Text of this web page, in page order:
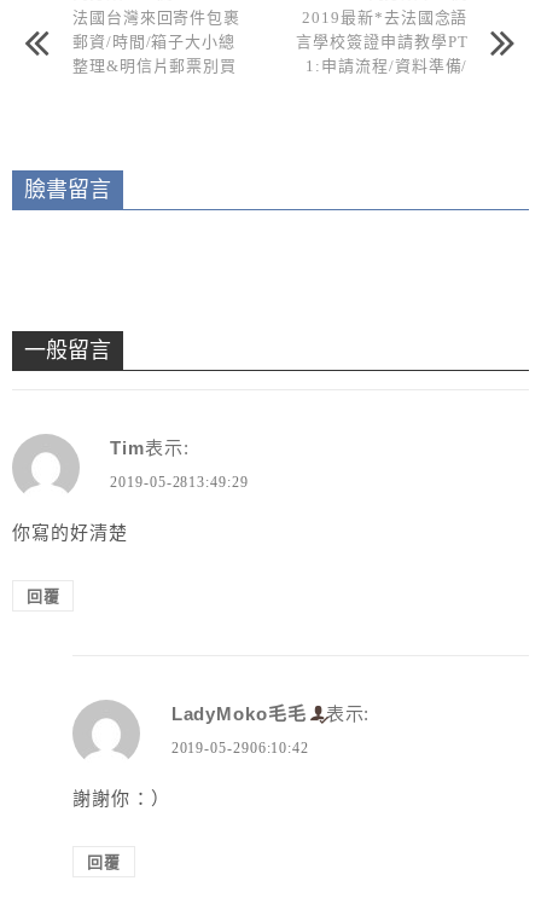
法國台灣來回寄件包裹
郵資/時間/箱子大小總
整理&明信片郵票別買
2019最新*去法國念語
言學校簽證申請教學PT
1:申請流程/資料準備/
臉書留言
一般留言
Tim表示:
2019-05-2813:49:29
你寫的好清楚
回覆
LadyMoko毛毛 表示:
2019-05-2906:10:42
謝謝你：）
回覆